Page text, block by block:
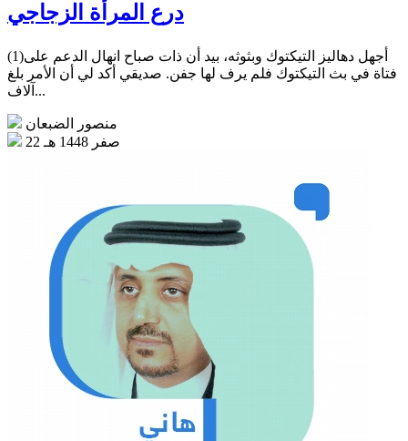
درع المرأة الزجاجي
(1)أجهل دهاليز التيكتوك وبثوثه، بيد أن ذات صباح انهال الدعم على
فتاة في بث التيكتوك فلم يرف لها جفن. صديقي أكد لي أن الأمر بلغ
آلاف...
منصور الضبعان
22 صفر 1448 هـ